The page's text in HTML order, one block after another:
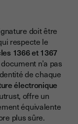
doit être
respecte le
1366 et 1367
n’a pas
de chaque
électronique
offre un
équivalente
plus sûre.